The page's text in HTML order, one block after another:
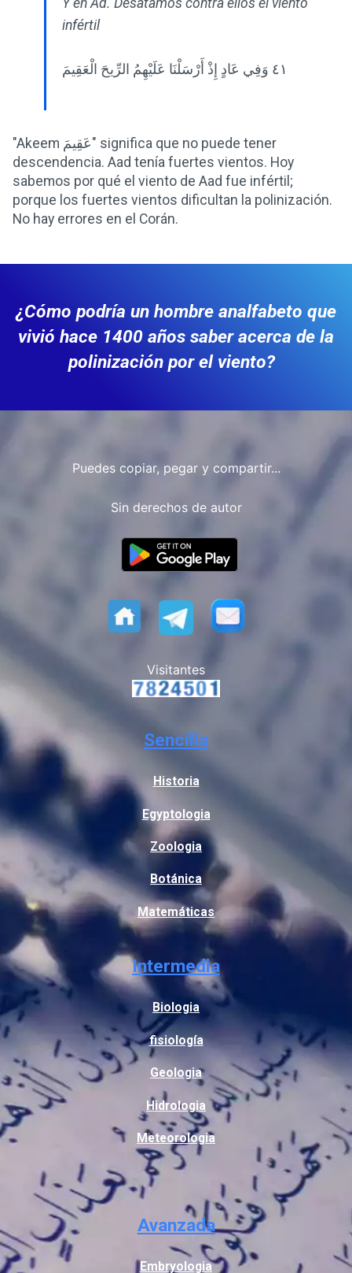
Y en Ad. Desatamos contra ellos el viento
infértil
٤١ وَفِي عَادٍ إِذْ أَرْسَلْنَا عَلَيْهِمُ الرِّيحَ الْعَقِيمَ
"Akeem عَقِيمَ" significa que no puede tener
descendencia. Aad tenía fuertes vientos. Hoy
sabemos por qué el viento de Aad fue infértil;
porque los fuertes vientos dificultan la polinización.
No hay errores en el Corán.
¿Cómo podría un hombre analfabeto que
vivió hace 1400 años saber acerca de la
polinización por el viento?
Puedes copiar, pegar y compartir...
Sin derechos de autor
Visitantes
Sencilla
Historia
Egyptologia
Zoologia
Botánica
Matemáticas
Intermedia
Biologia
fisiología
Geologia
Hidrologia
Meteorologia
Avanzada
Embryologia